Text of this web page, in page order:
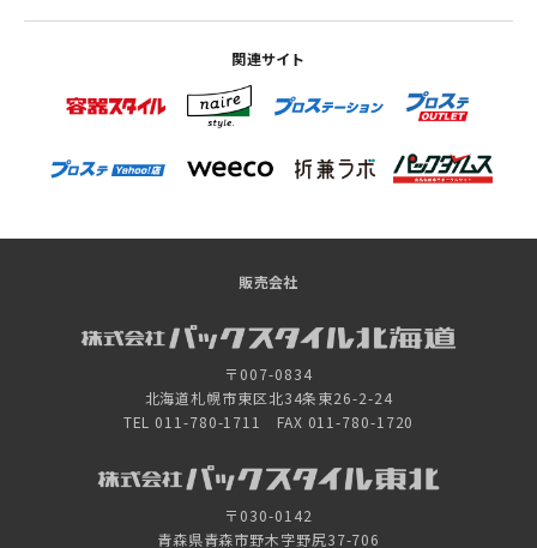
関連サイト
販売会社
〒007-0834
北海道札幌市東区北34条東26-2-24
TEL 011-780-1711 FAX 011-780-1720
〒030-0142
青森県青森市野木字野尻37-706